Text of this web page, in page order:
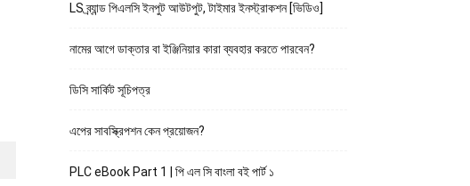
LS ব্র্যান্ড পিএলসি ইনপুট আউটপুট, টাইমার ইনস্ট্রাকশন [ভিডিও]
নামের আগে ডাক্তার বা ইঞ্জিনিয়ার কারা ব্যবহার করতে পারবেন?
ডিসি সার্কিট সূচিপত্র
এপের সাবস্ক্রিপশন কেন প্রয়োজন?
PLC eBook Part 1 | পি এল সি বাংলা বই পার্ট ১